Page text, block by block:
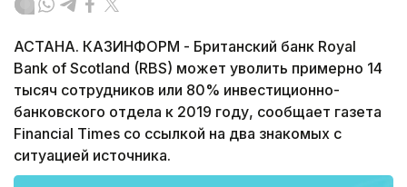
АСТАНА. КАЗИНФОРМ - Британский банк Royal
Bank of Scotland (RBS) может уволить примерно 14
тысяч сотрудников или 80% инвестиционно-
банковского отдела к 2019 году, сообщает газета
Financial Times со ссылкой на два знакомых с
ситуацией источника.